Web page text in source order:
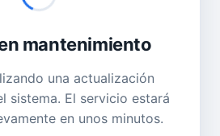
mantenimiento
una actualización
sistema. El servicio estará
en unos minutos.